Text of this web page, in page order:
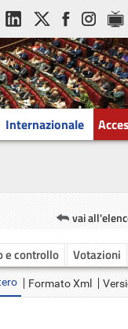
Internazionale
vai
e controllo Votazioni
Formato Xml